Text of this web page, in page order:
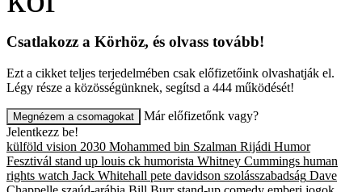
Csatlakozz a Körhöz, és olvass tovább!
Ezt a cikket teljes terjedelmében csak előfizetőink olvashatják el.
Légy része a közösségünknek, segítsd a 444 működését!
Megnézem a csomagokat
Már előfizetőnk vagy?
Jelentkezz be!
külföld vision 2030 Mohammed bin Szalman Rijádi Humor
Fesztivál stand up louis ck humorista Whitney Cummings human
rights watch Jack Whitehall pete davidson szolásszabadság Dave